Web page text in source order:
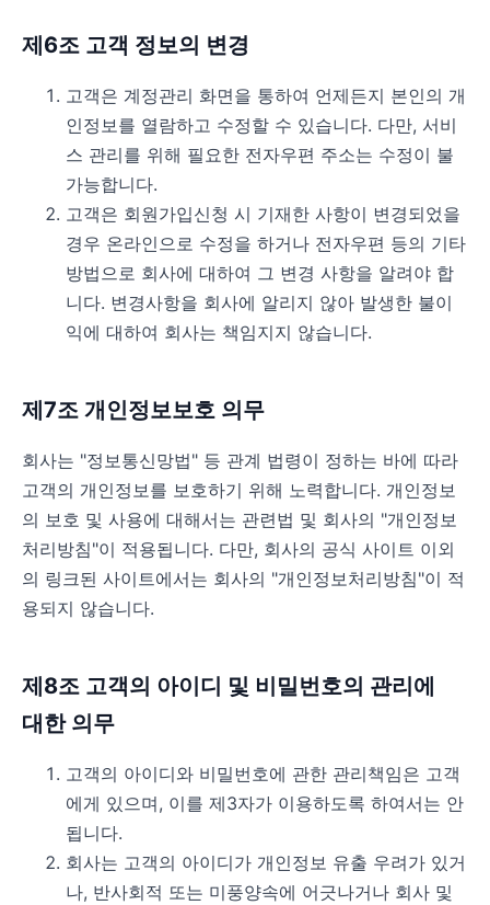
제6조 고객 정보의 변경
고객은 계정관리 화면을 통하여 언제든지 본인의 개
인정보를 열람하고 수정할 수 있습니다. 다만, 서비
스 관리를 위해 필요한 전자우편 주소는 수정이 불
가능합니다.
고객은 회원가입신청 시 기재한 사항이 변경되었을
경우 온라인으로 수정을 하거나 전자우편 등의 기타
방법으로 회사에 대하여 그 변경 사항을 알려야 합
니다. 변경사항을 회사에 알리지 않아 발생한 불이
익에 대하여 회사는 책임지지 않습니다.
제7조 개인정보보호 의무
회사는 "정보통신망법" 등 관계 법령이 정하는 바에 따라
고객의 개인정보를 보호하기 위해 노력합니다. 개인정보
의 보호 및 사용에 대해서는 관련법 및 회사의 "개인정보
처리방침"이 적용됩니다. 다만, 회사의 공식 사이트 이외
의 링크된 사이트에서는 회사의 "개인정보처리방침"이 적
용되지 않습니다.
제8조 고객의 아이디 및 비밀번호의 관리에
대한 의무
고객의 아이디와 비밀번호에 관한 관리책임은 고객
에게 있으며, 이를 제3자가 이용하도록 하여서는 안
됩니다.
회사는 고객의 아이디가 개인정보 유출 우려가 있거
나, 반사회적 또는 미풍양속에 어긋나거나 회사 및